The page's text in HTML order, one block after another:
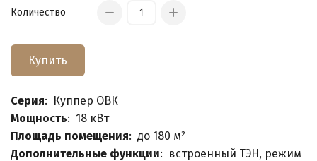
Количество
Купить
Серия: Куппер ОВК
Мощность: 18 кВт
Площадь помещения: до 180 м²
Дополнительные функции: встроенный ТЭН, режим